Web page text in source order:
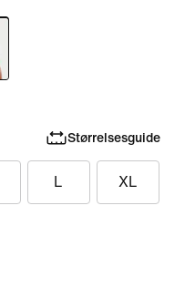
Størrelsesguide
L XL